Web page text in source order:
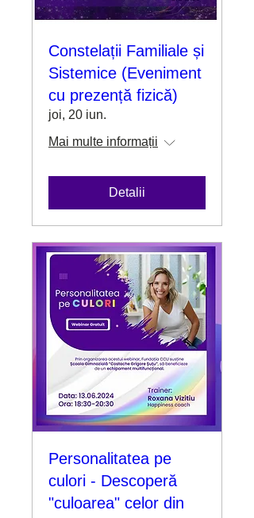
Constelații Familiale și
Sistemice (Eveniment
cu prezență fizică)
joi, 20 iun.
Mai multe informații
Detalii
Personalitatea pe
culori - Descoperă
"culoarea" celor din